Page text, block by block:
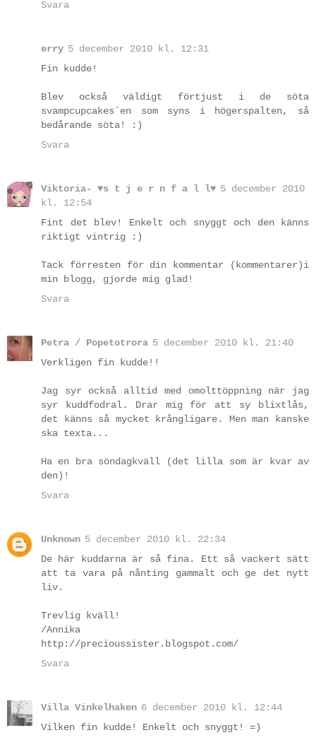
Svara
erry 5 december 2010 kl. 12:31
Fin kudde!
Blev också väldigt förtjust i de söta
svampcupcakes´en som syns i högerspalten, så
bedårande söta! :)
Svara
Viktoria- ♥s t j e r n f a l l♥ 5 december 2010
kl. 12:54
Fint det blev! Enkelt och snyggt och den känns
riktigt vintrig :)
Tack förresten för din kommentar (kommentarer)i
min blogg, gjorde mig glad!
Svara
Petra / Popetotrora 5 december 2010 kl. 21:40
Verkligen fin kudde!!
Jag syr också alltid med omolttöppning när jag
syr kuddfodral. Drar mig för att sy blixtlås,
det känns så mycket krångligare. Men man kanske
ska texta...
Ha en bra söndagkväll (det lilla som är kvar av
den)!
Svara
Unknown 5 december 2010 kl. 22:34
De här kuddarna är så fina. Ett så vackert sätt
att ta vara på nånting gammalt och ge det nytt
liv.
Trevlig kväll!
/Annika
http://precioussister.blogspot.com/
Svara
Villa Vinkelhaken 6 december 2010 kl. 12:44
Vilken fin kudde! Enkelt och snyggt! =)